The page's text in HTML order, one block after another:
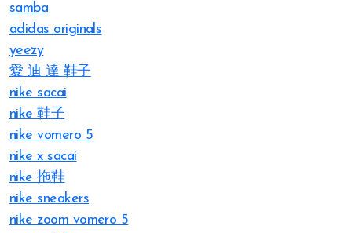
samba
adidas originals
yeezy
愛 迪 達 鞋子
nike sacai
nike 鞋子
nike vomero 5
nike x sacai
nike 拖鞋
nike sneakers
nike zoom vomero 5